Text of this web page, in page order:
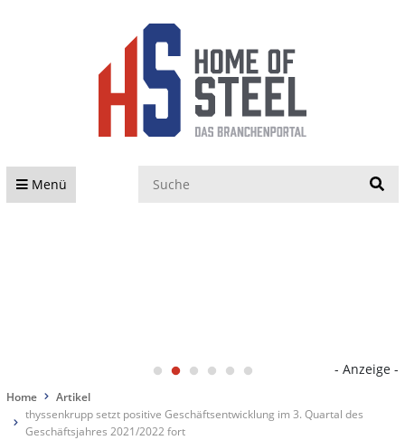
Menü
- Anzeige -
Home
Artikel
thyssenkrupp setzt positive Geschäftsentwicklung im 3. Quartal des
Geschäftsjahres 2021/2022 fort